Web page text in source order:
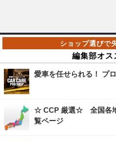
編集部オス
愛車を任せられる！ プ
☆ CCP 厳選☆ 全国各地
覧ページ